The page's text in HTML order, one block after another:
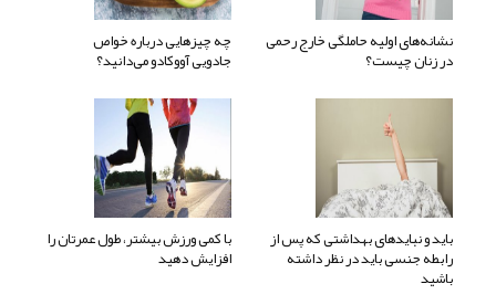
نشانه‌های اولیه حاملگی خارج رحمی
در زنان چیست؟
چه چیزهایی درباره خواص
جادویی آووکادو می‌دانید؟
باید و نبایدهای بهداشتی که پس از
رابطه جنسی باید در نظر داشته
باشید
با کمی ورزش بیشتر، طول عمرتان را
افزایش دهید